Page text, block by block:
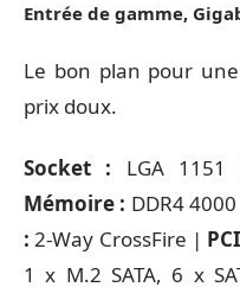
Entrée de gamme,
Le bon plan pour
prix doux.
Socket : LGA
Mémoire : DDR4
: 2-Way CrossFire |
1 x M.2 SATA, 6 x